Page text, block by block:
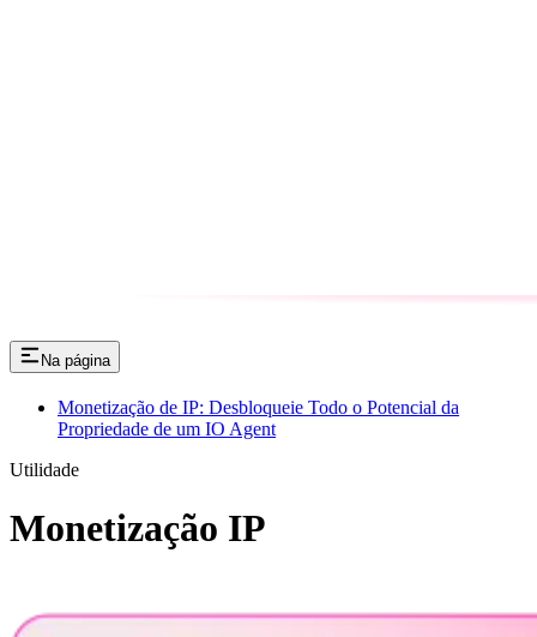
Na página
Monetização de IP: Desbloqueie Todo o Potencial da
Propriedade de um IO Agent
Utilidade
Monetização IP